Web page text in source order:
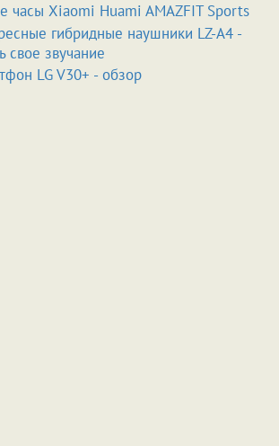
часы Xiaomi Huami AMAZFIT Sports
гибридные наушники LZ-A4 -
свое звучание
LG V30+ - обзор